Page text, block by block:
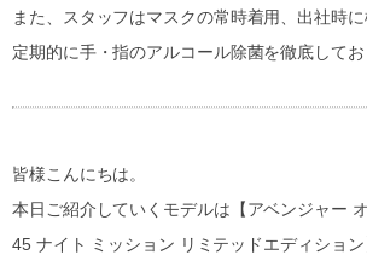
また、スタッフはマスクの常時着用、出社時に
定期的に手・指のアルコール除菌を徹底してお
皆様こんにちは。
本日ご紹介していくモデルは【アベンジャー
45 ナイト ミッション リミテッドエディション